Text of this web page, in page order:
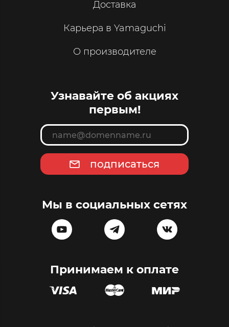
Доставка
Карьера в Yamaguchi
О производителе
Узнавайте об акциях
первым!
подписаться
Мы в социальных сетях
Принимаем к оплате